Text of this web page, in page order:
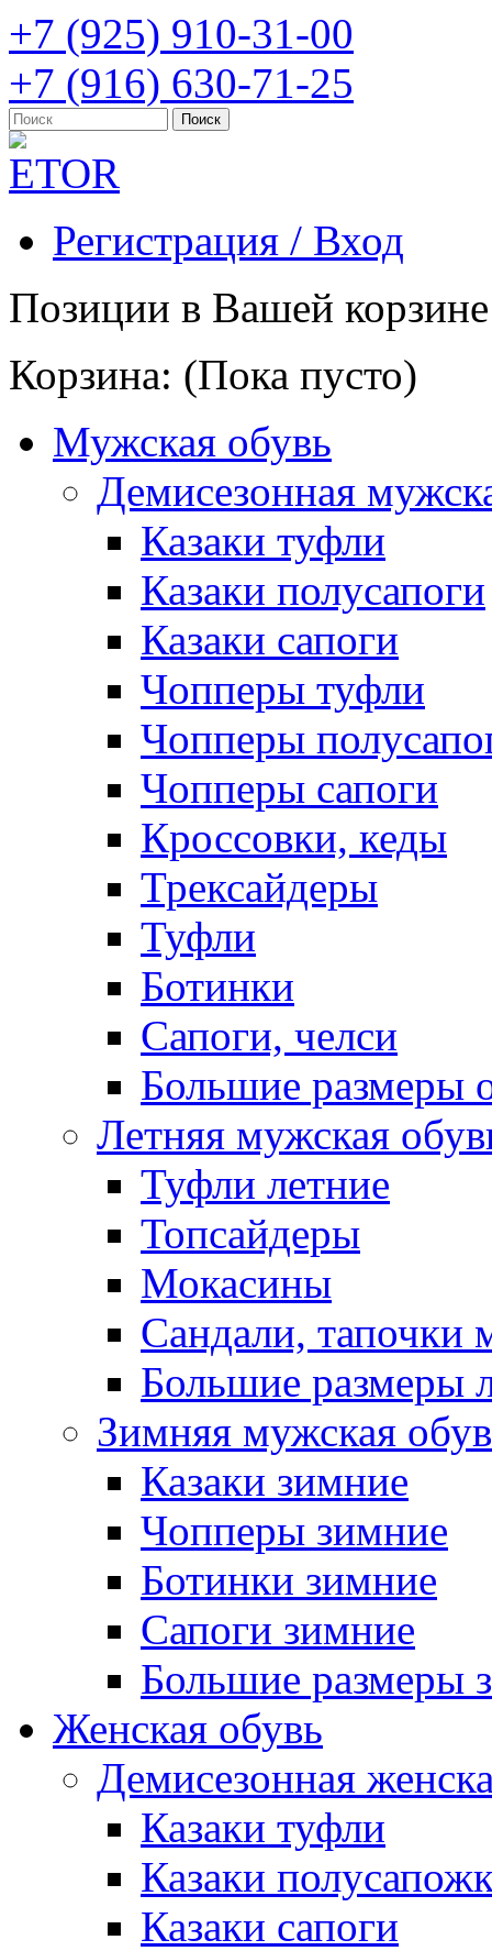
+7 (925) 910-31-00
+7 (916) 630-71-25
Регистрация / Вход
Позиции в Вашей
Корзина: (Пока пусто)
Мужская обувь
Демисезонная
Казаки туфли
Казаки полусапоги
Казаки сапоги
Чопперы туфли
Чопперы
Чопперы сапоги
Кроссовки, кеды
Трексайдеры
Туфли
Ботинки
Сапоги, челси
Большие размеры
Летняя мужская
Туфли летние
Топсайдеры
Мокасины
Сандали, тапочки
Большие размеры
Зимняя мужская
Казаки зимние
Чопперы зимние
Ботинки зимние
Сапоги зимние
Большие размеры
Женская обувь
Демисезонная
Казаки туфли
Казаки
Казаки сапоги